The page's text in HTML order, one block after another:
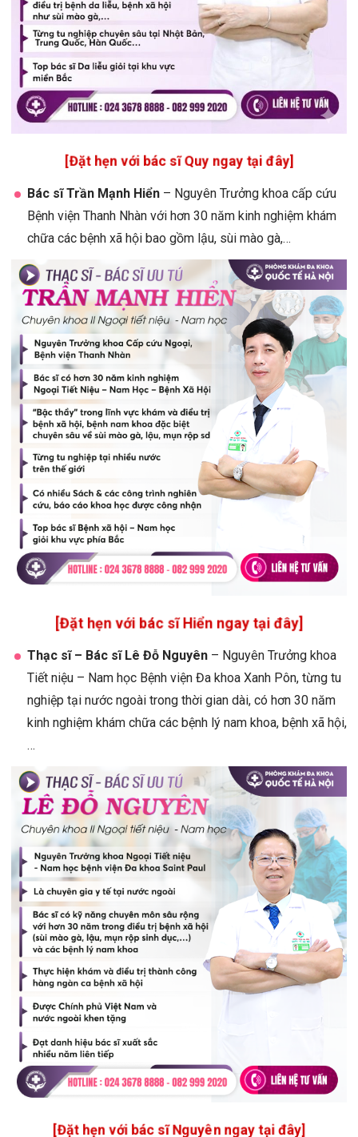
[Đặt hẹn với bác sĩ Quy ngay tại đây]
Bác sĩ Trần Mạnh Hiển – Nguyên Trưởng khoa cấp cứu
Bệnh viện Thanh Nhàn với hơn 30 năm kinh nghiệm khám
chữa các bệnh xã hội bao gồm lậu, sùi mào gà,…
[Đặt hẹn với bác sĩ Hiển ngay tại đây]
Thạc sĩ – Bác sĩ Lê Đỗ Nguyên – Nguyên Trưởng khoa
Tiết niệu – Nam học Bệnh viện Đa khoa Xanh Pôn, từng tu
nghiệp tại nước ngoài trong thời gian dài, có hơn 30 năm
kinh nghiệm khám chữa các bệnh lý nam khoa, bệnh xã hội,
…
[Đặt hẹn với bác sĩ Nguyên ngay tại đây]